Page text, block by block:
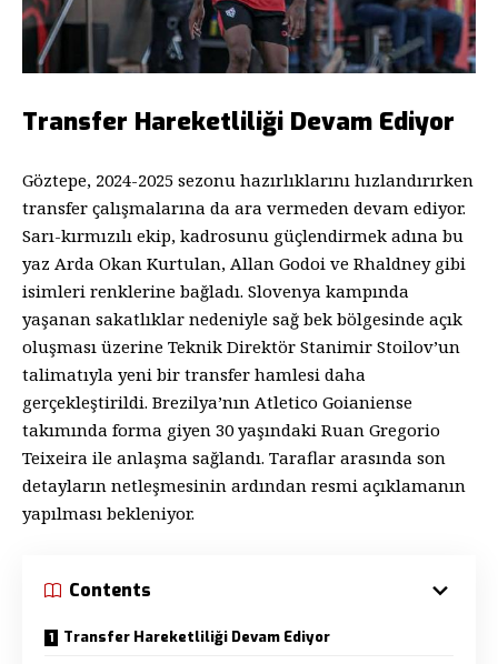
Transfer Hareketliliği Devam Ediyor
Göztepe, 2024-2025 sezonu hazırlıklarını hızlandırırken
transfer çalışmalarına da ara vermeden devam ediyor.
Sarı-kırmızılı ekip, kadrosunu güçlendirmek adına bu
yaz Arda Okan Kurtulan, Allan Godoi ve Rhaldney gibi
isimleri renklerine bağladı. Slovenya kampında
yaşanan sakatlıklar nedeniyle sağ bek bölgesinde açık
oluşması üzerine Teknik Direktör Stanimir Stoilov’un
talimatıyla yeni bir transfer hamlesi daha
gerçekleştirildi. Brezilya’nın Atletico Goianiense
takımında forma giyen 30 yaşındaki Ruan Gregorio
Teixeira ile anlaşma sağlandı. Taraflar arasında son
detayların netleşmesinin ardından resmi açıklamanın
yapılması bekleniyor.
Contents
Transfer Hareketliliği Devam Ediyor